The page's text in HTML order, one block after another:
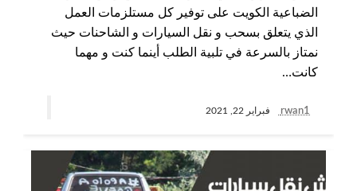
الضباعية الكويت على توفير كل مستلزمات العمل
الذي يتعلق بسحب و نقل السيارات و الشاحنات حيث
نمتاز بالسرعة في تلبية الطلب أينما كنت و مهما
كانت…
rwan1 فبراير 22, 2021